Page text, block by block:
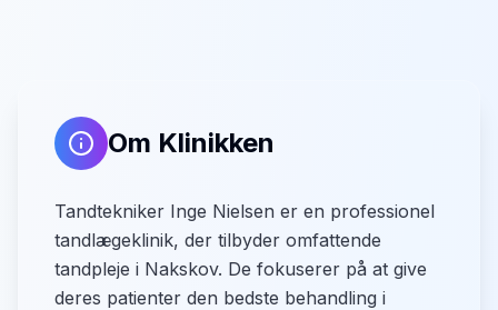
Om Klinikken
Tandtekniker Inge Nielsen er en professionel
tandlægeklinik, der tilbyder omfattende
tandpleje i Nakskov. De fokuserer på at give
deres patienter den bedste behandling i